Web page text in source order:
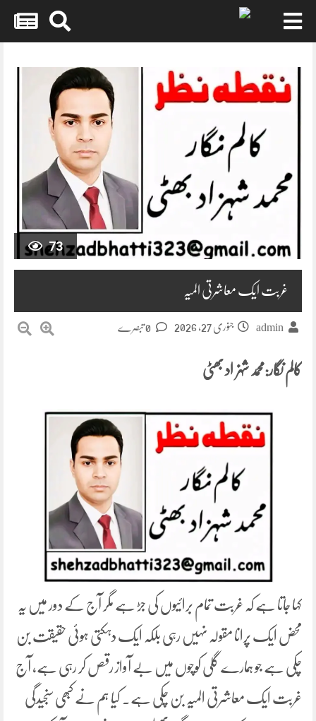
content
73
غربت ایک معاشرتی المیہ
admin جنوری 27, 2026
کالم نگار:محمد شہزاد بھٹی
کہا جاتا ہے کہ غربت تمام برائیوں کی جڑ ہے مگر آج کے دور میں یہ
محض ایک پرانا مقولہ نہیں رہی بلکہ ایک دہکتی ہوئی حقیقت بن
چکی ہے جو ہمارے گلی کوچوں میں بے آواز رقص کر رہی ہے، آج
غربت ایک معاشرتی المیہ بن چکی ہے۔ کیا ہم نے کبھی سنجیدگی